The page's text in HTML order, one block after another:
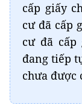
cấp giấy
cư đã cấp
cư đã cấp
đang tiếp
chưa được